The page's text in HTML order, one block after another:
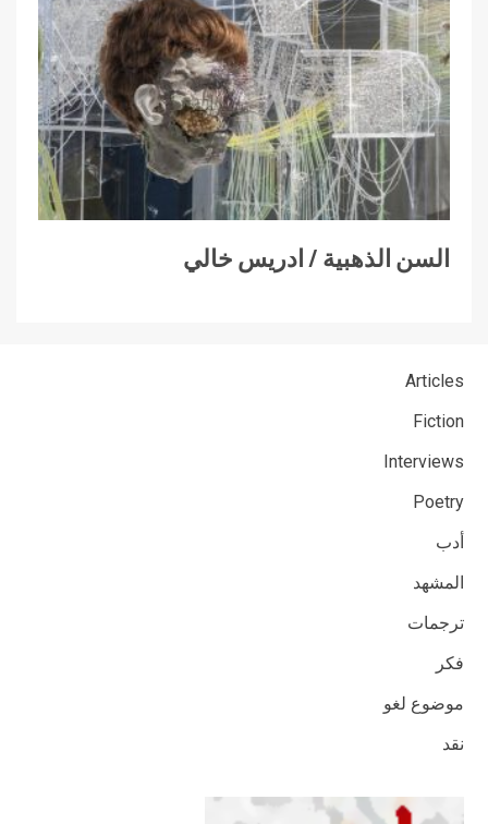
السن الذهبية / ادريس خالي
Articles
Fiction
Interviews
Poetry
أدب
المشهد
ترجمات
فكر
موضوع لغو
نقد